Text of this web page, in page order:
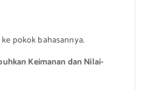
pokok bahasannya.
Keimanan dan Nilai-